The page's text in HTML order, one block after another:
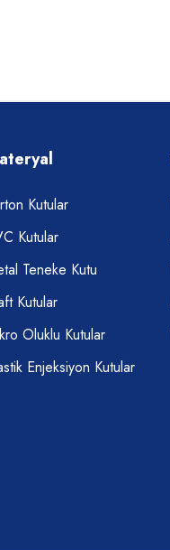
Kutular
Kutular
Teneke Kutu
Kutular
Oluklu Kutular
Enjeksiyon Kutular